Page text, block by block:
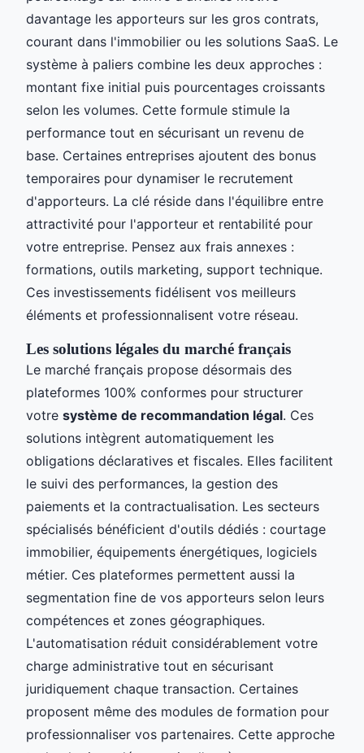
davantage les apporteurs sur les gros contrats,
courant dans l'immobilier ou les solutions SaaS. Le
système à paliers combine les deux approches :
montant fixe initial puis pourcentages croissants
selon les volumes. Cette formule stimule la
performance tout en sécurisant un revenu de
base. Certaines entreprises ajoutent des bonus
temporaires pour dynamiser le recrutement
d'apporteurs. La clé réside dans l'équilibre entre
attractivité pour l'apporteur et rentabilité pour
votre entreprise. Pensez aux frais annexes :
formations, outils marketing, support technique.
Ces investissements fidélisent vos meilleurs
éléments et professionnalisent votre réseau.
Les solutions légales du marché français
Le marché français propose désormais des
plateformes 100% conformes pour structurer
votre système de recommandation légal. Ces
solutions intègrent automatiquement les
obligations déclaratives et fiscales. Elles facilitent
le suivi des performances, la gestion des
paiements et la contractualisation. Les secteurs
spécialisés bénéficient d'outils dédiés : courtage
immobilier, équipements énergétiques, logiciels
métier. Ces plateformes permettent aussi la
segmentation fine de vos apporteurs selon leurs
compétences et zones géographiques.
L'automatisation réduit considérablement votre
charge administrative tout en sécurisant
juridiquement chaque transaction. Certaines
proposent même des modules de formation pour
professionnaliser vos partenaires. Cette approche